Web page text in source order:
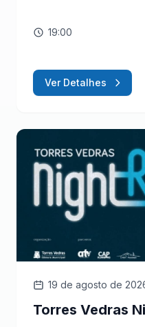
19:00
Ver Detalhes
19 de agosto de
Torres Vedras